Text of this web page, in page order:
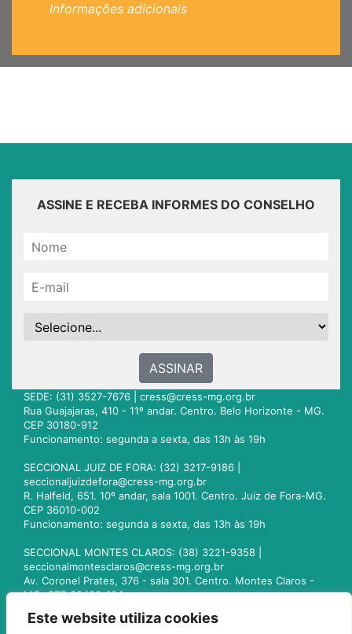
Este website utiliza cookies
Informações adicionais
ASSINE E RECEBA INFORMES DO CONSELHO
ASSINAR
SEDE: (31) 3527-7676 | cress@cress-mg.org.br
Rua Guajajaras, 410 - 11º andar. Centro. Belo Horizonte - MG.
CEP 30180-912
Funcionamento: segunda a sexta, das 13h às 19h
SECCIONAL JUIZ DE FORA: (32) 3217-9186 |
seccionaljuizdefora@cress-mg.org.br
R. Halfeld, 651. 10º andar, sala 1001. Centro. Juiz de Fora-MG.
CEP 36010-002
Funcionamento: segunda a sexta, das 13h às 19h
SECCIONAL MONTES CLAROS: (38) 3221-9358 |
seccionalmontesclaros@cress-mg.org.br
Av. Coronel Prates, 376 - sala 301. Centro. Montes Claros -
MG. CEP 39400-104